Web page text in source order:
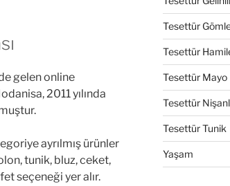
gelen online
2011 yılında
ayrılmış ürünler
tunik, bluz, ceket,
seçeneği yer alır.
Tesettür
Tesettür
Tesettür Mayo
Tesettür
Tesettür Tunik
Yaşam